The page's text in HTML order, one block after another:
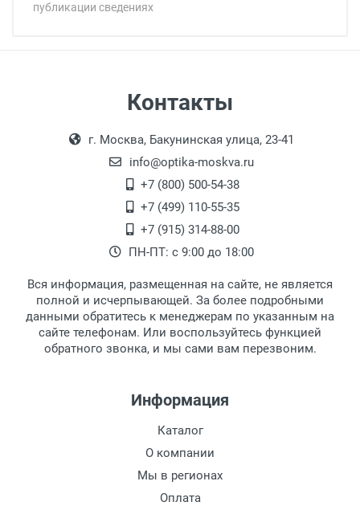
публикации сведениях
Общая ширина:
Ширина мостика:
Материал линзы:
Материал оправы:
Материал дужки:
Цвет оправы:
Оплата товара производится
наличными непосредственно на пункте
выдачи товара.
Перечисление средств на расчетный счет.
18:00, по субботам с 11:00 до 15:00, в
офисе по адресу: г. Москва,
Переведеновский переулок 17, корпус 1,
второй этаж, тел. +7 (499) 110-55-35.
После того, как заказ поступает в пункт
выдачи, наш менеджер связывается с
клиентом и оповещает о поступлении
товара.
Для получения товара при себе
обязательно иметь паспорт.
Заказ необходимо забрать в течение 3
рабочих дней с момента поступления на
дополнительных расходов за хранение
Доставляем товар по Москве компанией
Сдэк до ближайшего к вам пункта
Контакты
г. Москва, Бакунинская улица, 23-41
info@optika-moskva.ru
+7 (800) 500-54-38
+7 (499) 110-55-35
+7 (915) 314-88-00
ПН-ПТ: с 9:00 до 18:00
Вся информация, размещенная на сайте, не является
полной и исчерпывающей. За более подробными
данными обратитесь к менеджерам по указанным на
сайте телефонам. Или воспользуйтесь функцией
обратного звонка, и мы сами вам перезвоним.
Информация
Каталог
О компании
Мы в регионах
Оплата